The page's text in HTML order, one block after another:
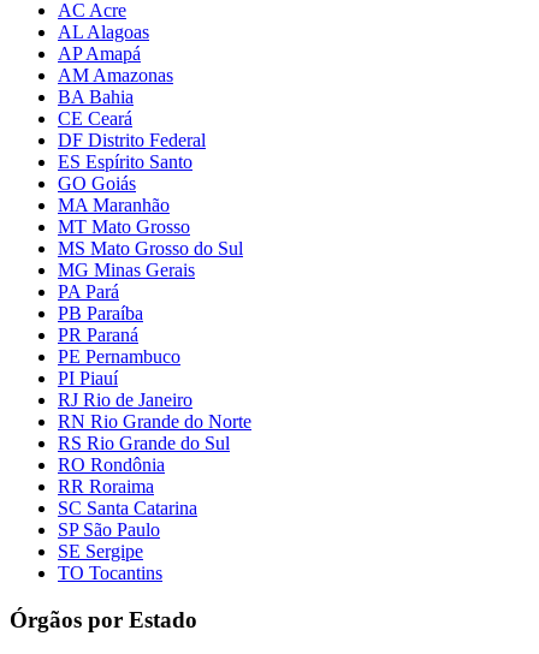
AC Acre
AL Alagoas
AP Amapá
AM Amazonas
BA Bahia
CE Ceará
DF Distrito Federal
ES Espírito Santo
GO Goiás
MA Maranhão
MT Mato Grosso
MS Mato Grosso do Sul
MG Minas Gerais
PA Pará
PB Paraíba
PR Paraná
PE Pernambuco
PI Piauí
RJ Rio de Janeiro
RN Rio Grande do Norte
RS Rio Grande do Sul
RO Rondônia
RR Roraima
SC Santa Catarina
SP São Paulo
SE Sergipe
TO Tocantins
Órgãos por Estado